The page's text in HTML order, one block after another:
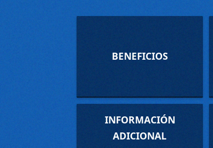
BENEFICIOS
INFORMACIÓN
ADICIONAL